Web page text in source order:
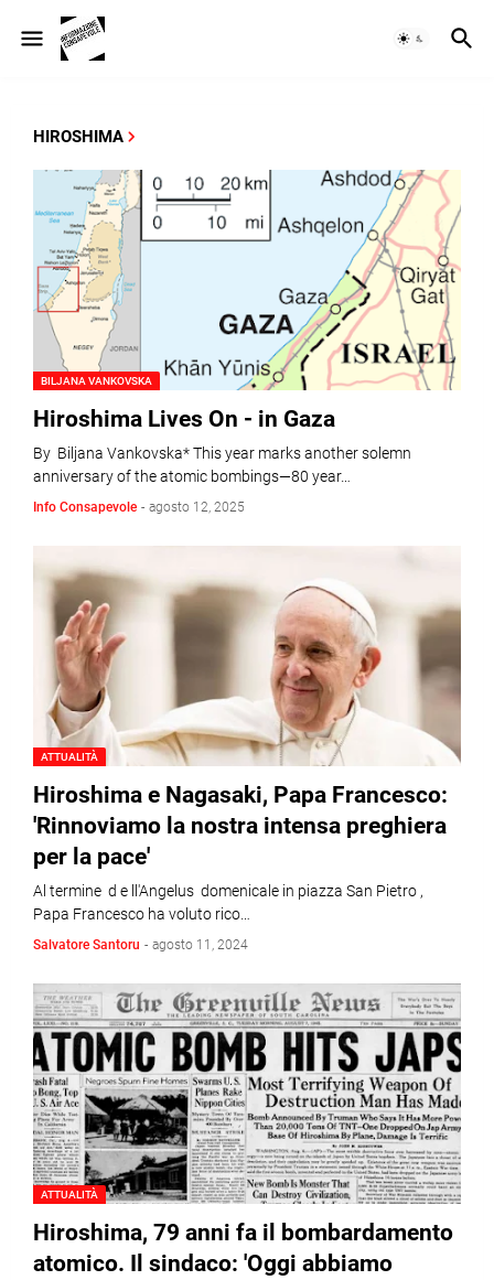
HIROSHIMA
BILJANA VANKOVSKA
Hiroshima Lives On - in Gaza
By Biljana Vankovska* This year marks another solemn
anniversary of the atomic bombings—80 year…
Info Consapevole - agosto 12, 2025
ATTUALITÀ
Hiroshima e Nagasaki, Papa Francesco:
'Rinnoviamo la nostra intensa preghiera
per la pace'
Al termine d e ll'Angelus domenicale in piazza San Pietro ,
Papa Francesco ha voluto rico…
Salvatore Santoru - agosto 11, 2024
ATTUALITÀ
Hiroshima, 79 anni fa il bombardamento
atomico. Il sindaco: 'Oggi abbiamo